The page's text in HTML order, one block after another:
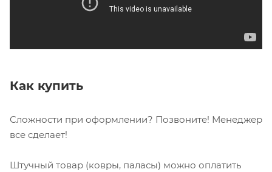
Как купить
Сложности при оформлении? Позвоните! Менеджер
все сделает!
Штучный товар (ковры, паласы) можно оплатить